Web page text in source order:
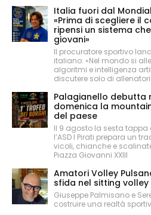
Italia fuori dal
«Prima di scegliere il
ripensi un sistema
giovani»
Il procuratore sportivo
italiano: «Nel mondo si
algoritmi e intelligenza
discutere solo di
Palagianello debutta
domenica la
del paese
Il 9 agosto la sesta tappa
l’ASD I Pirati prepara un
vicoli, chianche e
Piazza Giovanni XXIII
Amatori Volley
sfida nel sitting volley
Giuseppe Palmisano e
costruire una realtà